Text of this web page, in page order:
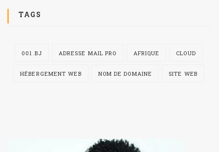
TAGS
001.BJ ADRESSE MAIL PRO AFRIQUE CLOUD
HÉBERGEMENT WEB NOM DE DOMAINE SITE WEB